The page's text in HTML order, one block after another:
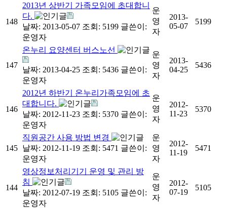
148
2013년 상반기 가족모임에 초대합니
다.
날짜: 2013-05-07 조회: 5199 글쓴이:
운영자
운
영
자
2013-
05-07
5199
147
온누리 요양센터 버스노선
날짜: 2013-04-25 조회: 5436 글쓴이:
운영자
운
영
자
2013-
04-25
5436
146
2012년 하반기 온누리가족모임에 초
대합니다.
날짜: 2012-11-23 조회: 5370 글쓴이:
운영자
운
영
자
2012-
11-23
5370
145
직원공간 사용 방법 변경
날짜: 2012-11-19 조회: 5471 글쓴이:
운영자
운
영
자
2012-
11-19
5471
144
영상정보처리기기 운영 및 관리 방
침
날짜: 2012-07-19 조회: 5105 글쓴이:
운영자
운
영
자
2012-
07-19
5105